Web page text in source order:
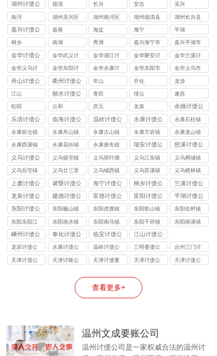
湖州讨债公
司
德清 长兴 安吉 吴兴
南浔
湖州吴兴区
讨债公司
湖州南浔区
讨债公司
湖州德清县
讨债公司
湖州长兴县
讨债公司
嘉兴讨债公
司
嘉善 海盐 海宁 平湖
桐乡 南湖 秀洲
嘉兴海宁市
讨债公司
嘉兴平湖市
讨债公司
金华讨债公
司
金华武义讨
债公司
金华浦江讨
债公司
金华磐安讨
债公司
金华兰溪讨
债公司
金华义乌讨
债公司
金华东阳讨
债公司
金华永康讨
债公司
金华东阳市
讨债公司
金华义乌市
讨债公司
舟山讨债公
司
衢州讨债公
司
常山 开化 龙游
江山
丽水讨债公
司
青田 缙云 遂昌
松阳 云和 庆元 龙泉
余姚讨债公
司
乐清讨债公
司
临海讨债公
司
温岭讨债公
司
永康讨债公
司
永康石柱镇
讨债公司
永康前仓镇
讨债公司
永康舟山镇
讨债公司
永康古山镇
讨债公司
永康方岩镇
讨债公司
永康龙山镇
讨债公司
永康西溪镇
讨债公司
永康花街镇
讨债公司
永康唐先镇
讨债公司
瑞安讨债公
司
慈溪讨债公
司
义乌讨债公
司
义乌骆宅镇
讨债公司
义乌荷叶塘
镇讨债公司
义乌江东镇
讨债公司
义乌稠城镇
讨债公司
义乌后宅镇
讨债公司
义乌廿三里
镇讨债公司
义乌城西镇
讨债公司
义乌苏溪镇
讨债公司
义乌楂林镇
讨债公司
上虞讨债公
司
诸暨讨债公
司
海宁讨债公
司
桐乡讨债公
司
兰溪讨债公
司
龙泉讨债公
司
建德讨债公
司
富德讨债公
司
富阳讨债公
司
平湖讨债公
司
东阳讨债公
司
东阳巍山镇
讨债公司
东阳虎鹿镇
讨债公司
东阳歌山镇
讨债公司
东阳佐村镇
讨债公司
东阳东阳江
镇讨债公司
东阳画水镇
讨债公司
东阳南马镇
讨债公司
东阳千祥镇
讨债公司
东阳南溪镇
嵊州讨债公
司
奉化讨债公
司
临安讨债公
司
江山讨债公
司
龙岩讨债公
司
永康讨债公
司
温岭讨债公
司
三明要债公
司
台州三门讨
债公司
天津讨债公
天津讨账公
天津讨债要
天津讨债公
天津讨债公
查看更多+
温州文成要账公司
温州讨债公司是一家权威合法的温州讨